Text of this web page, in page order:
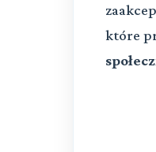
które